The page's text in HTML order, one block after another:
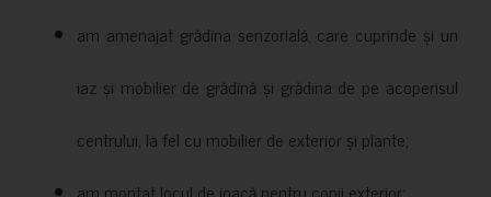
am amenajat grădina senzorială, care cuprinde și un
iaz și mobilier de grădină și grădina de pe acoperisul
centrului, la fel cu mobilier de exterior și plante;